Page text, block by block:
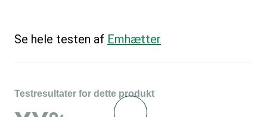
Se hele testen af Emhætter
Testresultater for dette produkt